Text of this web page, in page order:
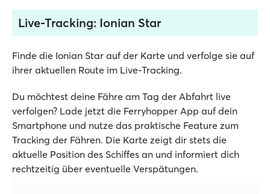
Live-Tracking: Ionian Star
Finde die Ionian Star auf der Karte und verfolge sie auf
ihrer aktuellen Route im Live-Tracking.
Du möchtest deine Fähre am Tag der Abfahrt live
verfolgen? Lade jetzt die Ferryhopper App auf dein
Smartphone und nutze das praktische Feature zum
Tracking der Fähren. Die Karte zeigt dir stets die
aktuelle Position des Schiffes an und informiert dich
rechtzeitig über eventuelle Verspätungen.